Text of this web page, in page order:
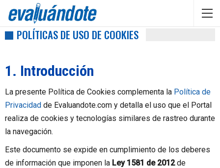
POLÍTICAS DE USO DE COOKIES
1. Introducción
La presente Política de Cookies complementa la Política de
Privacidad de Evaluandote.com y detalla el uso que el Portal
realiza de cookies y tecnologías similares de rastreo durante
la navegación.
Este documento se expide en cumplimiento de los deberes
de información que imponen la Ley 1581 de 2012de